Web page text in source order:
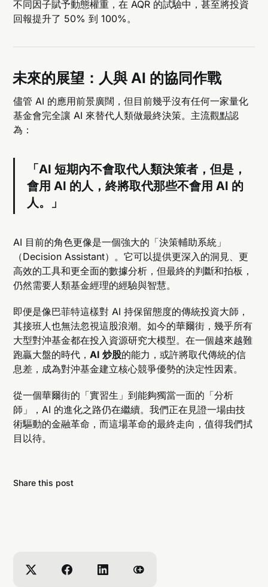
不同因子賦予動態權重，在 AQR 的試驗中，甚至將投資
回報提升了 50% 到 100%。
未來的展望：人與 AI 的協同作戰
儘管 AI 的應用前景廣闊，但目前幾乎沒有任何一家量化
基金會完全讓 AI 來替代人類做最終決策。主流觀點認
為：
「AI 短期內不會取代人類決策者，但是，
會用 AI 的人，終將取代那些不會用 AI 的
人。」
AI 目前的角色更像是一個強大的「決策輔助系統」
（Decision Assistant）。它可以提供更深入的洞見、更
高效的工具和更全面的數據分析，但最終的判斷和拍板，
仍然需要人類基金經理的經驗與智慧。
即便是像巴菲特這樣對 AI 持保留態度的傳統投資大師，
其接班人也無法忽視這股浪潮。如今的華爾街，幾乎所有
大型對沖基金都在投入資源研究大模型。在一個越來越難
跑贏大盤的時代，AI 炒股的能力，或許將取代傳統的信
息差，成為對沖基金建立核心競爭優勢的決定性因素。
從一個華爾街的「實習生」到能夠獨當一面的「分析
師」，AI 的進化之路仍在繼續。我們正在見證一場由技
術驅動的金融革命，而這場革命的最終走向，值得我們拭
目以待。
Share this post